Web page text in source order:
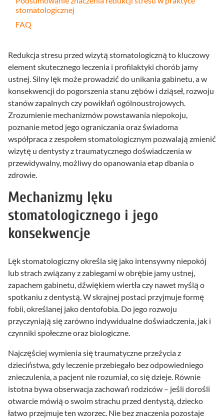
stomatologicznej
FAQ
Redukcja stresu przed wizytą stomatologiczną to kluczowy
element skutecznego leczenia i profilaktyki chorób jamy
ustnej. Silny lęk może prowadzić do unikania gabinetu, a w
konsekwencji do pogorszenia stanu zębów i dziąseł, rozwoju
stanów zapalnych czy powikłań ogólnoustrojowych.
Zrozumienie mechanizmów powstawania niepokoju,
poznanie metod jego ograniczania oraz świadoma
współpraca z zespołem stomatologicznym pozwalają zmienić
wizytę u dentysty z traumatycznego doświadczenia w
przewidywalny, możliwy do opanowania etap dbania o
zdrowie.
Mechanizmy lęku
stomatologicznego i jego
konsekwencje
Lęk stomatologiczny określa się jako intensywny niepokój
lub strach związany z zabiegami w obrębie jamy ustnej,
zapachem gabinetu, dźwiękiem wiertła czy nawet myślą o
spotkaniu z dentystą. W skrajnej postaci przyjmuje formę
fobii, określanej jako dentofobia. Do jego rozwoju
przyczyniają się zarówno indywidualne doświadczenia, jak i
czynniki społeczne oraz biologiczne.
Najczęściej wymienia się traumatyczne przeżycia z
dzieciństwa, gdy leczenie przebiegało bez odpowiedniego
znieczulenia, a pacjent nie rozumiał, co się dzieje. Równie
istotna bywa obserwacja zachowań rodziców – jeśli dorośli
otwarcie mówią o swoim strachu przed dentystą, dziecko
łatwo przejmuje ten wzorzec. Nie bez znaczenia pozostaje